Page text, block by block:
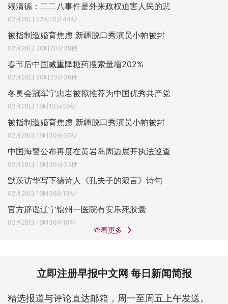
赖清德：二二八事件是外来政权迫害人民的悲
02月28日 22时10分44秒
被指制造婚育焦虑 新疆脱口秀演员小帕被封
02月28日 20时20分39秒
春节后中国减重降糖药搜索量增202%
02月28日 20时20分36秒
冬奥会冠军宁忠岩被拟推荐为中国优秀共产党
02月28日 19时10分09秒
被指制造婚育焦虑 新疆脱口秀演员小帕被封
02月28日 18时30分36秒
中国海警公布再度在黄岩岛周边展开执法巡查
02月28日 18时30分33秒
默茨访华写下德诗人《孔夫子的箴言》诗句
02月28日 16时36分13秒
官方辟谣辽宁锦州一医院有安乐死胶囊
02月28日 16时36分10秒
查看更多
立即注册早报中文网 每日新闻简报
精选报道与评论直达邮箱，周一至周五上午发送。